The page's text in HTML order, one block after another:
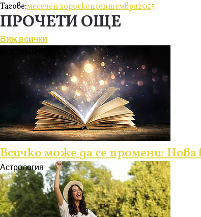
Тагове:месечен хороскопсептември2025
ПРОЧЕТИ ОЩЕ
Виж всички
Астрология
Всичко може да се промени:
Астрология